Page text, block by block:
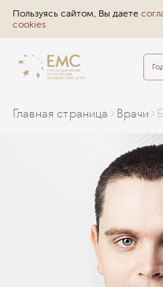
Пользуясь сайтом, Вы даете
cookies
Главная страница Врачи